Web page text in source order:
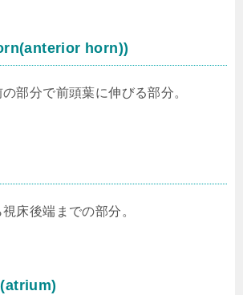
horn))
部分で前頭葉に伸びる部分。
床後端までの部分。